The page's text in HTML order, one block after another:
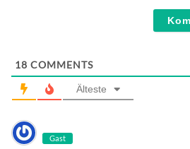
18 COMMENTS
Älteste
Gast